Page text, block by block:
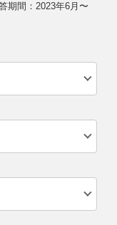
期間：2023年6月〜